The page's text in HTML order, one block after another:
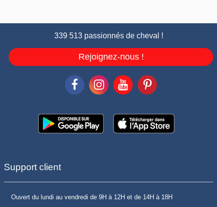
339 513 passionnés de cheval !
Rejoignez-nous !
Support client
Ouvert du lundi au vendredi de 9H à 12H et de 14H à 18H